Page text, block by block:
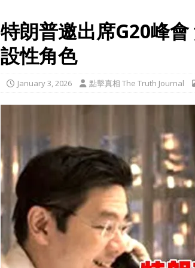
特朗普邀出席G20峰
設性角色
January 3, 2026 點擊真相 The Truth Journal